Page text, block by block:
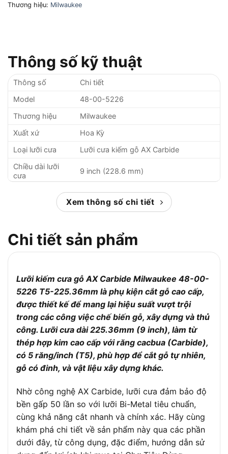
Thương hiệu: Milwaukee
Thông số kỹ thuật
Thông số
Chi tiết
Model
48-00-5226
Thương hiệu
Milwaukee
Xuất xứ
Hoa Kỳ
Loại lưỡi cưa
Lưỡi cưa kiếm gỗ AX Carbide
Chiều dài lưỡi
cưa
9 inch (228.6 mm)
5 TPI
Cắt gỗ, gỗ có lẫn đinh và ốc vít, vật liệu
gỗ cứng
Độ bền
Bi-Metal tiêu chuẩn
Khả năng cắt
– Cắt chính xác, mịn màng
– Cắt nhanh, tiết kiệm thời gian
– Giảm rung và tiếng ồn
Tương thích
Phù hợp với các loại máy cưa kiếm tiêu
chuẩn
Đặc điểm nổi bật
– Công nghệ răng cacbua tăng độ bền
– Thiết kế tối ưu cho cắt gỗ chuyên
nghiệp
– Khả năng cắt gỗ có đinh/vít mà
không hỏng lưỡi
Số lượng trong
gói
1 lưỡi cưa
Xem thông số chi tiết
Chi tiết sản phẩm
Lưỡi kiếm cưa gỗ AX Carbide Milwaukee 48-00-
5226 T5-225.36mm là phụ kiện cắt gỗ cao cấp,
được thiết kế để mang lại hiệu suất vượt trội
trong các công việc chế biến gỗ, xây dựng và thủ
công. Lưỡi cưa dài 225.36mm (9 inch), làm từ
thép hợp kim cao cấp với răng cacbua (Carbide),
có 5 răng/inch (T5), phù hợp để cắt gỗ tự nhiên,
gỗ có đinh, và vật liệu xây dựng khác.
Nhờ công nghệ AX Carbide, lưỡi cưa đảm bảo độ
bền gấp 50 lần so với lưỡi Bi-Metal tiêu chuẩn,
cùng khả năng cắt nhanh và chính xác. Hãy cùng
khám phá chi tiết về sản phẩm này qua các phần
dưới đây, từ công dụng, đặc điểm, hướng dẫn sử